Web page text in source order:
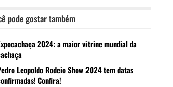
pode gostar também
2024: a maior vitrine mundial da
Leopoldo Rodeio Show 2024 tem datas
Confira!